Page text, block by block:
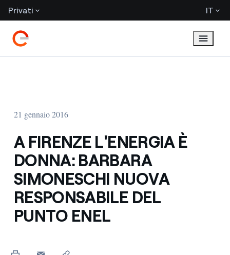
Privati IT
21 gennaio 2016
A FIRENZE L'ENERGIA È
DONNA: BARBARA
SIMONESCHI NUOVA
RESPONSABILE DEL
PUNTO ENEL